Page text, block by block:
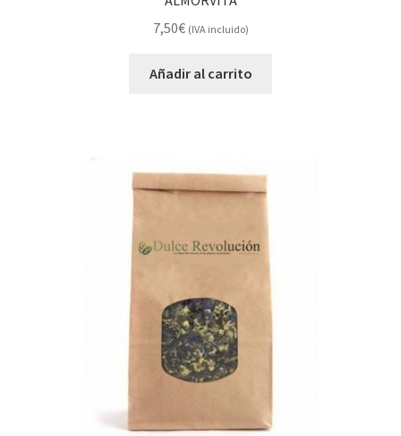
7,50€ (IVA incluido)
Añadir al carrito